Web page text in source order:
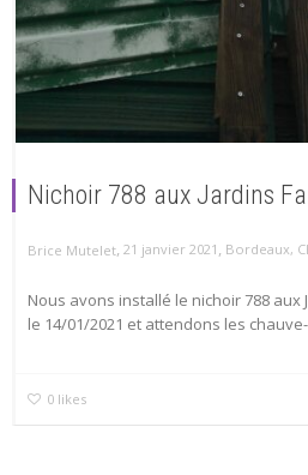
Nichoir 788 aux Jardins
Brice Mutelet, 21 janvier 2021 , Bordeaux,
Nous avons installé le nichoir 788 aux
le 14/01/2021 et attendons les
0 likes